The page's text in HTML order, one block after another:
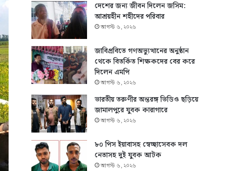
দেশের জন্য জীবন দিলেন জসিম:
আশ্রয়হীন শহীদের পরিবার
আগস্ট ৬, ২০২৬
জাবিপ্রবিতে গণঅভ্যুত্থানের অনুষ্ঠান
থেকে বিতর্কিত শিক্ষকদের বের করে
দিলেন এমপি
আগস্ট ৬, ২০২৬
ভারতীয় তরুণীর অন্তরঙ্গ ভিডিও ছড়িয়ে
জামালপুরে যুবক কারাগারে
আগস্ট ৬, ২০২৬
৮০ পিস ইয়াবাসহ স্বেচ্ছাসেবক দল
নেতাসহ দুই যুবক আটক
আগস্ট ৬, ২০২৬